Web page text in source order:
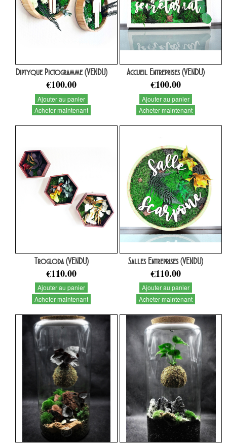
Diptyque Pictogramme (VENDU)
€100.00
Ajouter au panier
Acheter maintenant
Accueil Entreprises (VENDU)
€100.00
Ajouter au panier
Acheter maintenant
Trogloda (VENDU)
€110.00
Ajouter au panier
Acheter maintenant
Salles Entreprises (VENDU)
€110.00
Ajouter au panier
Acheter maintenant